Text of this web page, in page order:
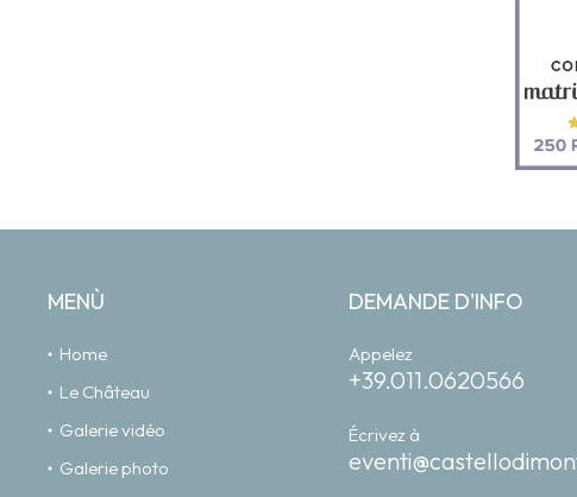
MENÙ
Home
Le Château
Galerie vidéo
Galerie photo
DEMANDE D'INFO
Appelez
+39.011.0620566
Écrivez à